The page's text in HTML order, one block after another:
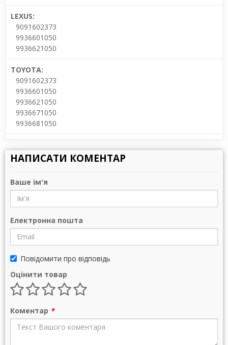
LEXUS:
9091602373
9936601050
9936621050
TOYOTA:
9091602373
9936601050
9936621050
9936671050
9936681050
НАПИСАТИ КОМЕНТАР
Ваше ім'я
Електронна пошта
Повідомити про відповідь
Оцінити товар
Коментар *